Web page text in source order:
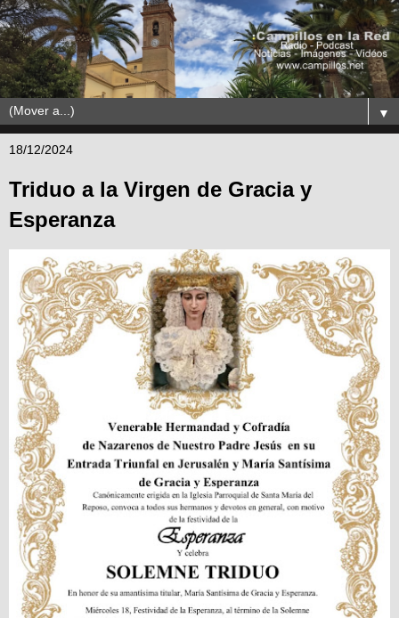
▼
18/12/2024
Triduo a la Virgen de Gracia y
Esperanza